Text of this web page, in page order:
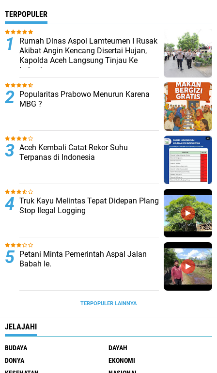
TERPOPULER
Rumah Dinas Aspol Lamteumen I Rusak
Akibat Angin Kencang Disertai Hujan,
Kapolda Aceh Langsung Tinjau Ke
Lokasi
Popularitas Prabowo Menurun Karena
MBG ?
Aceh Kembali Catat Rekor Suhu
Terpanas di Indonesia
Truk Kayu Melintas Tepat Didepan Plang
Stop Ilegal Logging
Petani Minta Pemerintah Aspal Jalan
Babah Ie.
TERPOPULER LAINNYA
JELAJAHI
BUDAYA
DAYAH
DONYA
EKONOMI